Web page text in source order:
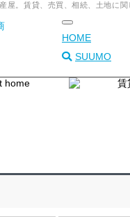
屋。賃貸、売買、相続、土地に
toggle
navigation
HOME
SUUMO